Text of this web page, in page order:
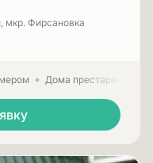
мкр. Фирсановка
Дома престарелых